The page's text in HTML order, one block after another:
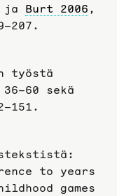
ja Burt 2006 ,
työstä
sekä
to years
games